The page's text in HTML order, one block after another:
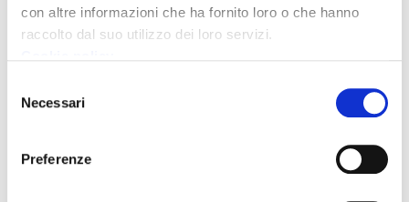
con altre informazioni che ha fornito loro o che hanno
raccolto dal suo utilizzo dei loro servizi.
delNecessari
Preferenze
Registrazione seduta Consiglio provinciale 01
Registrazione seduta Consiglio provinciale 01